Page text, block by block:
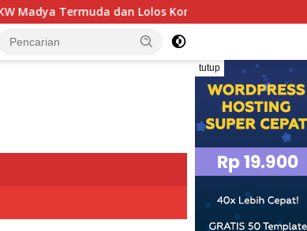
Kompeten, Buktikan Usia Bukan Penghalang
tutup